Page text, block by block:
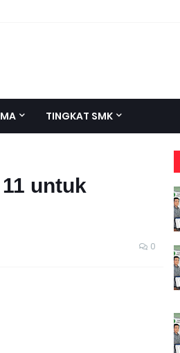
TINGKAT SMK
untuk
0